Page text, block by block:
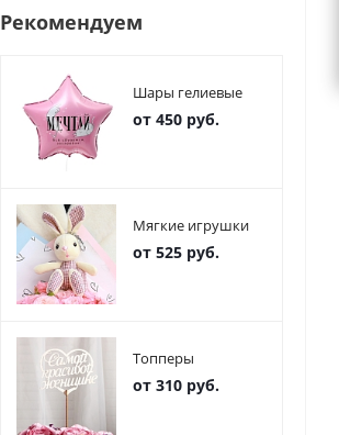
Рекомендуем
Шары гелиевые
от 450 руб.
Мягкие игрушки
от 525 руб.
Топперы
от 310 руб.